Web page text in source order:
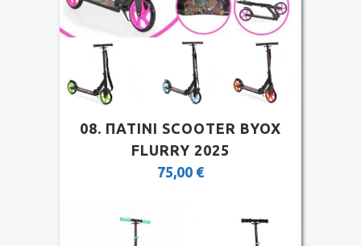
08. ΠΑΤΙΝΙ SCOOTER BYOX
FLURRY 2025
75,00 €